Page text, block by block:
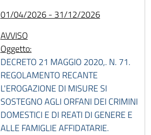
01/04/2026 - 31/12/2026
AVVISO
Oggetto:
DECRETO 21 MAGGIO 2020,. N. 71.
REGOLAMENTO RECANTE
L'EROGAZIONE DI MISURE SI
SOSTEGNO AGLI ORFANI DEI CRIMINI
DOMESTICI E DI REATI DI GENERE E
ALLE FAMIGLIE AFFIDATARIE.